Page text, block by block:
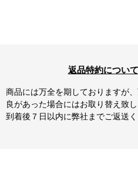
返品特約について
商品には万全を期しておりますが
良があった場合にはお取り替え致
到着後７日以内に弊社までご返送く